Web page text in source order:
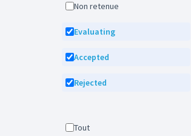
Non retenue
Evaluating
Accepted
Rejected
Tout